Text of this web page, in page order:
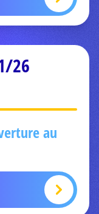
26
au